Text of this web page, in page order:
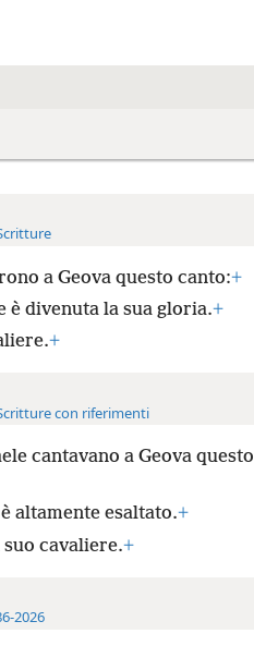
a Geova questo canto:+
è divenuta la sua gloria.+
+
con riferimenti
cantavano a Geova questo
altamente esaltato.+
cavaliere.+
2026